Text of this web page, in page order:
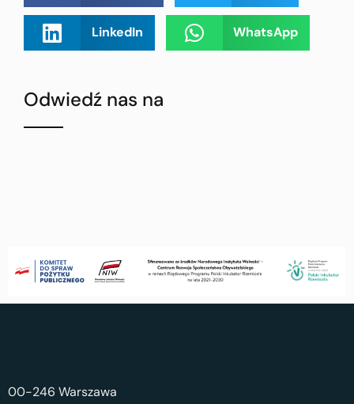
LinkedIn WhatsApp
Odwiedź nas na
00-246 Warszawa